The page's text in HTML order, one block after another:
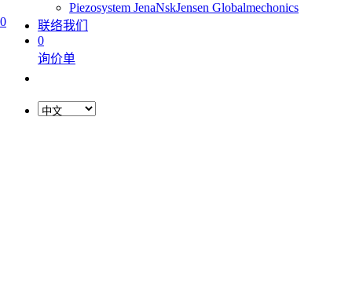
0
Piezosystem JenaNskJensen Globalmechonics
联络我们
0
询价单